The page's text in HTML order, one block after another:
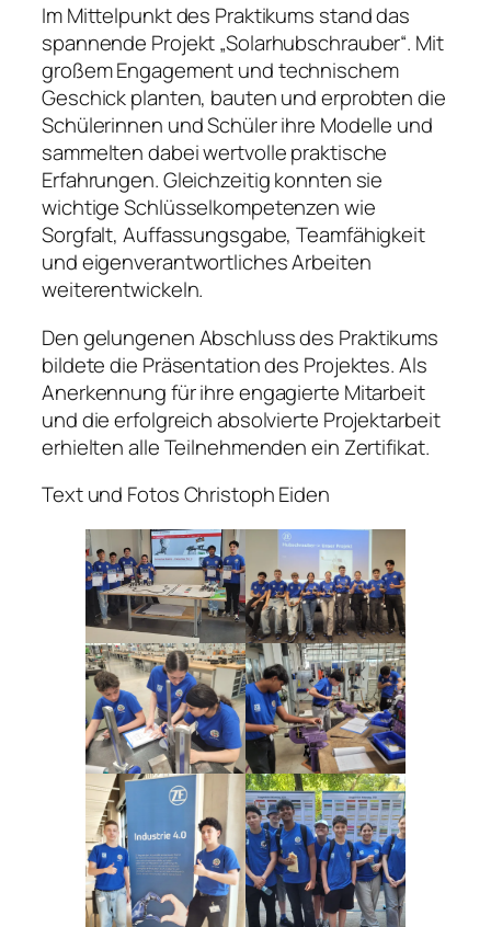
Im Mittelpunkt des Praktikums stand das
spannende Projekt „Solarhubschrauber“. Mit
großem Engagement und technischem
Geschick planten, bauten und erprobten die
Schülerinnen und Schüler ihre Modelle und
sammelten dabei wertvolle praktische
Erfahrungen. Gleichzeitig konnten sie
wichtige Schlüsselkompetenzen wie
Sorgfalt, Auffassungsgabe, Teamfähigkeit
und eigenverantwortliches Arbeiten
weiterentwickeln.
Den gelungenen Abschluss des Praktikums
bildete die Präsentation des Projektes. Als
Anerkennung für ihre engagierte Mitarbeit
und die erfolgreich absolvierte Projektarbeit
erhielten alle Teilnehmenden ein Zertifikat.
Text und Fotos Christoph Eiden